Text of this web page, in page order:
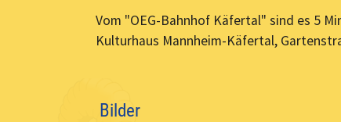
Vom "OEG-Bahnhof Käfertal" sind es 5
Kulturhaus Mannheim-Käfertal,
Bilder